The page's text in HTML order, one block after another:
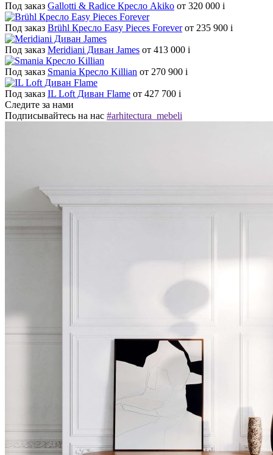
Под заказ Gallotti & Radice Кресло Akiko от 320 000 i
Под заказ Brühl Кресло Easy Pieces Forever от 235 900 i
Под заказ Meridiani Диван James от 413 000 i
Под заказ Smania Кресло Killian от 270 900 i
Под заказ IL Loft Диван Flame от 427 700 i
Следите за нами
Подписывайтесь на нас #arhitectura_mebeli